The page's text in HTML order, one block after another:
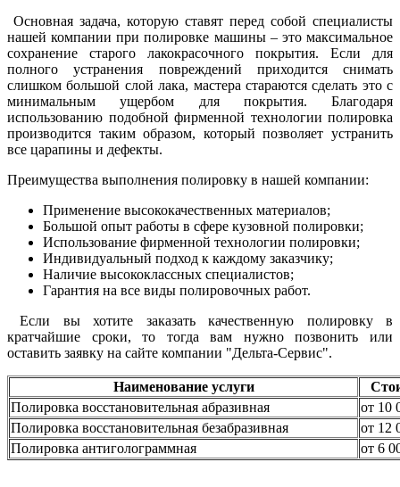
Основная задача, которую ставят перед собой специалисты
нашей компании при полировке машины – это максимальное
сохранение старого лакокрасочного покрытия. Если для
полного устранения повреждений приходится снимать
слишком большой слой лака, мастера стараются сделать это с
минимальным ущербом для покрытия. Благодаря
использованию подобной фирменной технологии полировка
производится таким образом, который позволяет устранить
все царапины и дефекты.
Преимущества выполнения полировку в нашей компании:
Применение высококачественных материалов;
Большой опыт работы в сфере кузовной полировки;
Использование фирменной технологии полировки;
Индивидуальный подход к каждому заказчику;
Наличие высококлассных специалистов;
Гарантия на все виды полировочных работ.
Если вы хотите заказать качественную полировку в
кратчайшие сроки, то тогда вам нужно позвонить или
оставить заявку на сайте компании "Дельта-Сервис".
Наименование услуги
Полировка восстановительная абразивная
от 10
Полировка восстановительная безабразивная
от 12
Полировка антиголограммная
от 6